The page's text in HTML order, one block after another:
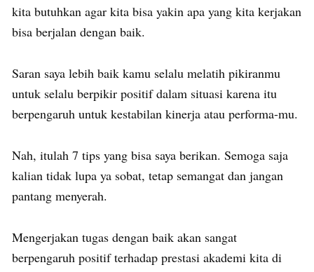
kita butuhkan agar kita bisa yakin apa yang kita kerjakan
bisa berjalan dengan baik.
Saran saya lebih baik kamu selalu melatih pikiranmu
untuk selalu berpikir positif dalam situasi karena itu
berpengaruh untuk kestabilan kinerja atau performa-mu.
Nah, itulah 7 tips yang bisa saya berikan. Semoga saja
kalian tidak lupa ya sobat, tetap semangat dan jangan
pantang menyerah.
Mengerjakan tugas dengan baik akan sangat
berpengaruh positif terhadap prestasi akademi kita di